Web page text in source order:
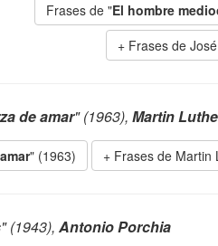
Frases de "El hombre
Frases de
de amar" (1963), Martin
" (1963) Frases de Martin
" (1943), Antonio Porchia